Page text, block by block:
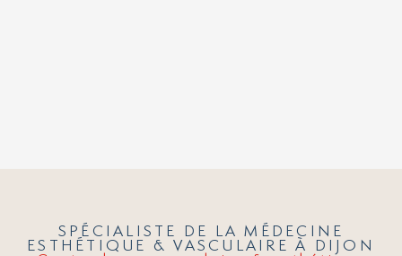
SPÉCIALISTE DE LA MÉDECINE
ESTHÉTIQUE & VASCULAIRE À DIJON